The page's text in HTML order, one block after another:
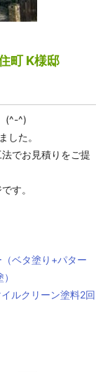
町 K様邸
(^-^)
した。
でお見積りをご提
す。
ベタ塗り+パター
ルクリーン塗料2回